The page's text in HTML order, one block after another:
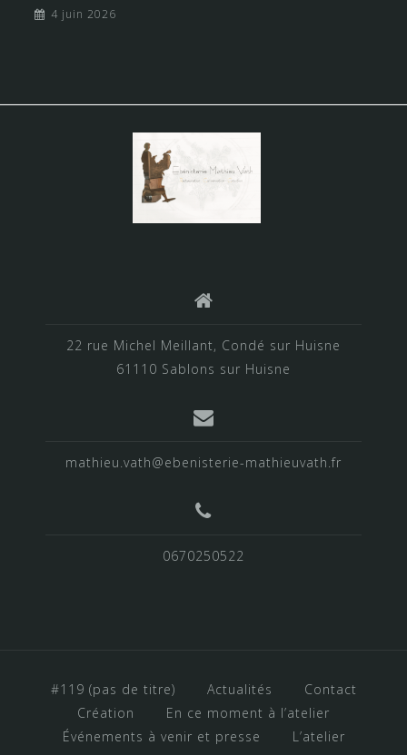
4 juin 2026
22 rue Michel Meillant, Condé sur Huisne
61110 Sablons sur Huisne
mathieu.vath@ebenisterie-mathieuvath.fr
0670250522
#119 (pas de titre) Actualités
Contact
Création
En ce moment à l’atelier
Événements à venir et presse
L’atelier